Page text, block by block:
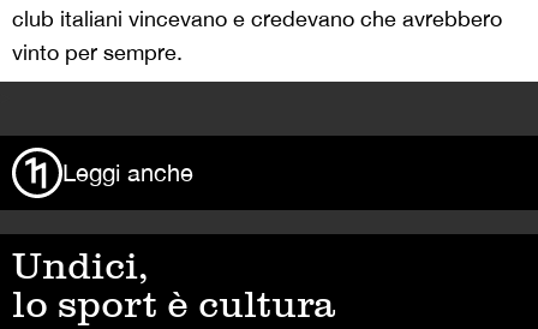
club italiani vincevano e credevano che avrebbero
vinto per sempre.
Leggi anche
Undici,
lo sport è cultura